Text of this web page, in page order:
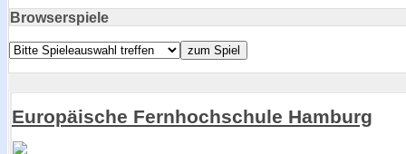
Browserspiele
Europäische Fernhochschule Hamburg